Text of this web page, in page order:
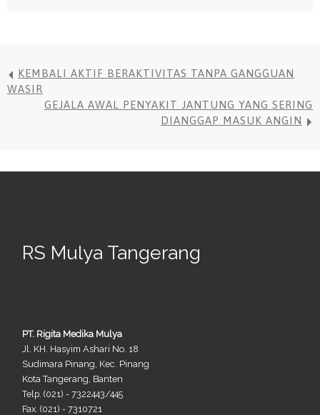
KEMBALI AKTIF BERAKTIVITAS TANPA GANGGUAN
WASIR
GEJALA AWAL PENYAKIT JANTUNG YANG SERING
DIANGGAP MASUK ANGIN
RS Mulya Tangerang
PT. Rigita Medika Mulya
Jl. KH. Hasyim Ashari No. 18
Sudimara Pinang, Kec. Pinang
Kota Tangerang, Banten
Telp. (021) - 7322443/445
Fax. (021) - 7310721